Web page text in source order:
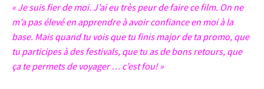
« Je suis fier de moi. J’ai eu très peur de faire ce film. On ne
m’a pas élevé en apprendre à avoir confiance en moi à la
base. Mais quand tu vois que tu finis major de ta promo, que
tu participes à des festivals, que tu as de bons retours, que
ça te permets de voyager … c’est fou! »